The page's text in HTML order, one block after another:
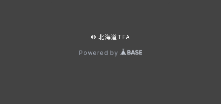
© 北海道TEA
Powered by